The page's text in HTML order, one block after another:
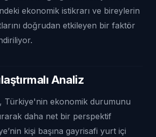
ekonomik istikrarı ve bireylerin
doğrudan etkileyen bir faktör
Analiz
Türkiye'nin ekonomik durumunu
daha net bir perspektif
kişi başına gayrisafi yurt içi